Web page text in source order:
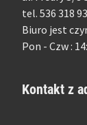
tel. 536 318
Biuro jest
Pon - Czw :
Kontakt z